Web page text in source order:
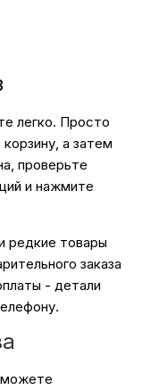
детей
техника
легко. Просто
а затем
проверьте
и нажмите
редкие товары
заказа
- детали
можете